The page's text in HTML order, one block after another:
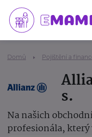
Domů Pojištění a
s.
Na našich
profesionála, který